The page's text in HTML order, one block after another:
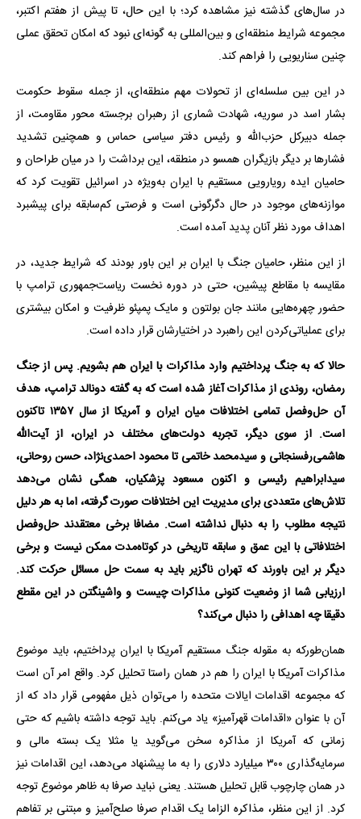
در سال‌های گذشته نیز مشاهده کرد؛ با این حال، تا پیش از هفتم اکتبر،
مجموعه شرایط منطقه‌ای و بین‌المللی به گونه‌ای نبود که امکان تحقق عملی
چنین سناریویی را فراهم کند.
در این بین سلسله‌ای از تحولات مهم منطقه‌ای، از جمله سقوط حکومت
بشار اسد در سوریه، شهادت شماری از رهبران برجسته محور مقاومت، از
جمله دبیرکل حزب‌الله و رئیس دفتر سیاسی حماس و همچنین تشدید
فشارها بر دیگر بازیگران همسو در منطقه، این برداشت را در میان طراحان و
حامیان ایده رویارویی مستقیم با ایران به‌ویژه در اسرائیل تقویت کرد که
موازنه‌های موجود در حال دگرگونی است و فرصتی کم‌سابقه برای پیشبرد
اهداف مورد نظر آنان پدید آمده است.
از این منظر، حامیان جنگ با ایران بر این باور بودند که شرایط جدید، در
مقایسه با مقاطع پیشین، حتی در دوره نخست ریاست‌جمهوری ترامپ با
حضور چهره‌هایی مانند جان بولتون و مایک پمپئو ظرفیت و امکان بیشتری
برای عملیاتی‌کردن این راهبرد در اختیارشان قرار داده است.
حالا که به جنگ پرداختیم وارد مذاکرات با ایران هم بشویم. پس از جنگ
رمضان، روندی از مذاکرات آغاز شده است که به گفته دونالد ترامپ، هدف
آن حل‌وفصل تمامی اختلافات میان ایران و آمریکا از سال ۱۳۵۷ تاکنون
است. از سوی دیگر، تجربه دولت‌های مختلف در ایران، از آیت‌الله
هاشمی‌رفسنجانی و سیدمحمد خاتمی تا محمود احمدی‌نژاد، حسن روحانی،
سیدابراهیم رئیسی و اکنون مسعود پزشکیان، همگی نشان می‌دهد
تلاش‌های متعددی برای مدیریت این اختلافات صورت گرفته، اما به هر دلیل
نتیجه مطلوب را به دنبال نداشته است. مضافا برخی معتقدند حل‌وفصل
اختلافاتی با این عمق و سابقه تاریخی در کوتاه‌مدت ممکن نیست و برخی
دیگر بر این باورند که تهران ناگزیر باید به سمت حل مسائل حرکت کند.
ارزیابی شما از وضعیت کنونی مذاکرات چیست و واشینگتن در این مقطع
دقیقا چه اهدافی را دنبال می‌کند؟
همان‌طورکه به مقوله جنگ مستقیم آمریکا با ایران پرداختیم، باید موضوع
مذاکرات آمریکا با ایران را هم در همان راستا تحلیل کرد. واقع امر آن است
که مجموعه اقدامات ایالات متحده را می‌توان ذیل مفهومی قرار داد که از
آن با عنوان «اقدامات قهرآمیز» یاد می‌کنم. باید توجه داشته باشیم که حتی
زمانی که آمریکا از مذاکره سخن می‌گوید یا مثلا یک بسته مالی و
سرمایه‌گذاری ۳۰۰ میلیارد دلاری را به ما پیشنهاد می‌دهد، این اقدامات نیز
در همان چارچوب قابل تحلیل هستند. یعنی نباید صرفا به ظاهر موضوع توجه
کرد. از این منظر، مذاکره الزاما یک اقدام صرفا صلح‌آمیز و مبتنی بر تفاهم